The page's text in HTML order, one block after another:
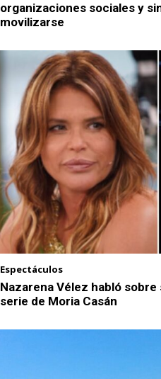
organizaciones sociales y
movilizarse
Espectáculos
Nazarena Vélez habló
serie de Moria Casán